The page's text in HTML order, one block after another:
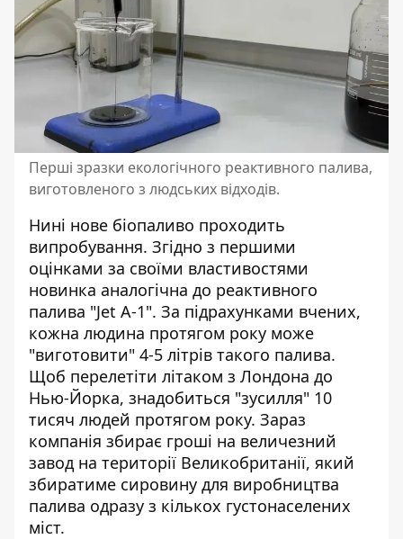
Перші зразки екологічного реактивного палива,
виготовленого з людських відходів.
Нині нове біопаливо проходить
випробування. Згідно з першими
оцінками за своїми властивостями
новинка аналогічна до реактивного
палива "Jet A-1". За підрахунками вчених,
кожна людина протягом року може
"виготовити" 4-5 літрів такого палива.
Щоб перелетіти літаком з Лондона до
Нью-Йорка, знадобиться "зусилля" 10
тисяч людей протягом року. Зараз
компанія збирає гроші на величезний
завод на території Великобританії, який
збиратиме сировину для виробництва
палива одразу з кількох густонаселених
міст.